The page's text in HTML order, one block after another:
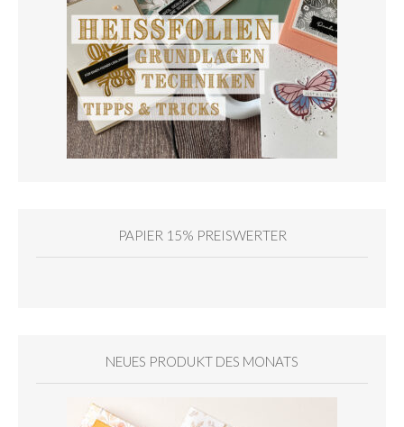
PAPIER 15% PREISWERTER
NEUES PRODUKT DES MONATS